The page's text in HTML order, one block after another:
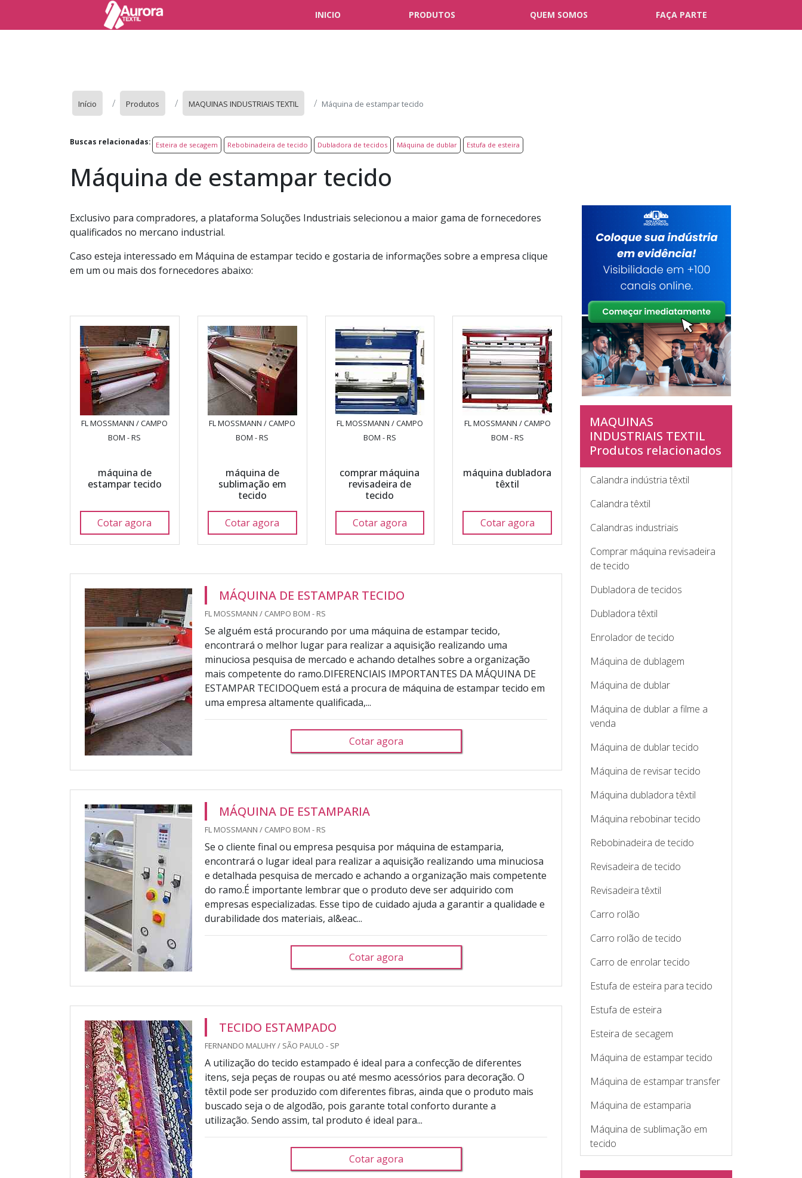
INICIO PRODUTOS QUEM SOMOS FAÇA PARTE
Início Produtos MAQUINAS INDUSTRIAIS TEXTIL Máquina de estampar tecido
Buscas relacionadas: Esteira de secagem Rebobinadeira de tecido Dubladora de tecidos Máquina de dublar Estufa de esteira
Máquina de estampar tecido
Exclusivo para compradores, a plataforma Soluções Industriais selecionou a maior gama de fornecedores
qualificados no mercano industrial.
Caso esteja interessado em Máquina de estampar tecido e gostaria de informações sobre a empresa clique
em um ou mais dos fornecedores abaixo:
FL MOSSMANN / CAMPO
BOM - RS
máquina de
estampar tecido
Cotar agora
FL MOSSMANN / CAMPO
BOM - RS
máquina de
sublimação em
tecido
Cotar agora
FL MOSSMANN / CAMPO
BOM - RS
comprar máquina
revisadeira de
tecido
Cotar agora
FL MOSSMANN / CAMPO
BOM - RS
máquina dubladora
têxtil
Cotar agora
MÁQUINA DE ESTAMPAR TECIDO
FL MOSSMANN / CAMPO BOM - RS
Se alguém está procurando por uma máquina de estampar tecido,
encontrará o melhor lugar para realizar a aquisição realizando uma
minuciosa pesquisa de mercado e achando detalhes sobre a organização
mais competente do ramo.DIFERENCIAIS IMPORTANTES DA MÁQUINA DE
ESTAMPAR TECIDOQuem está a procura de máquina de estampar tecido em
uma empresa altamente qualificada,...
Cotar agora
MÁQUINA DE ESTAMPARIA
FL MOSSMANN / CAMPO BOM - RS
Se o cliente final ou empresa pesquisa por máquina de estamparia,
encontrará o lugar ideal para realizar a aquisição realizando uma minuciosa
e detalhada pesquisa de mercado e achando a organização mais competente
do ramo.É importante lembrar que o produto deve ser adquirido com
empresas especializadas. Esse tipo de cuidado ajuda a garantir a qualidade e
durabilidade dos materiais, al&eac...
Cotar agora
TECIDO ESTAMPADO
FERNANDO MALUHY / SÃO PAULO - SP
A utilização do tecido estampado é ideal para a confecção de diferentes
itens, seja peças de roupas ou até mesmo acessórios para decoração. O
têxtil pode ser produzido com diferentes fibras, ainda que o produto mais
buscado seja o de algodão, pois garante total conforto durante a
utilização. Sendo assim, tal produto é ideal para...
Cotar agora
MAQUINAS
INDUSTRIAIS TEXTIL
Produtos relacionados
Calandra indústria têxtil
Calandra têxtil
Calandras industriais
Comprar máquina revisadeira
de tecido
Dubladora de tecidos
Dubladora têxtil
Enrolador de tecido
Máquina de dublagem
Máquina de dublar
Máquina de dublar a filme a
venda
Máquina de dublar tecido
Máquina de revisar tecido
Máquina dubladora têxtil
Máquina rebobinar tecido
Rebobinadeira de tecido
Revisadeira de tecido
Revisadeira têxtil
Carro rolão
Carro rolão de tecido
Carro de enrolar tecido
Estufa de esteira para tecido
Estufa de esteira
Esteira de secagem
Máquina de estampar tecido
Máquina de estampar transfer
Máquina de estamparia
Máquina de sublimação em
tecido